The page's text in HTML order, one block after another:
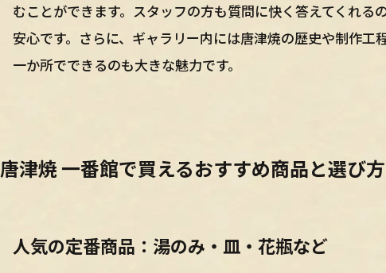
むことができます。スタッフの方も質問に快く答えてくれ
安心です。さらに、ギャラリー内には唐津焼の歴史や制作
一か所でできるのも大きな魅力です。
唐津焼 一番館で買えるおすすめ商品と選び方
人気の定番商品：湯のみ・皿・花瓶など